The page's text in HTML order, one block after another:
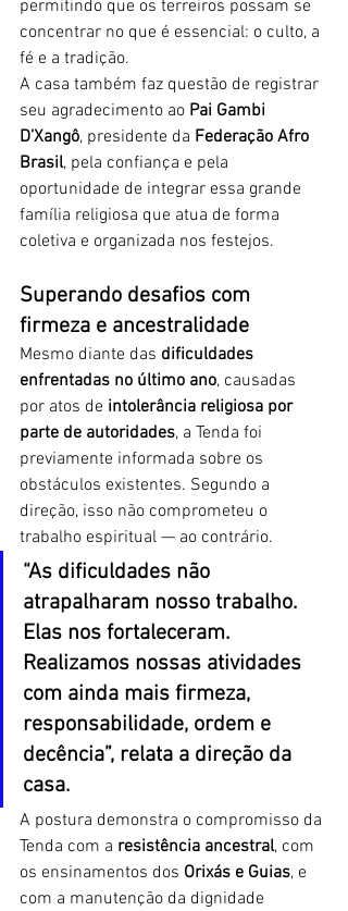
permitindo que os terreiros possam se
concentrar no que é essencial: o culto, a
fé e a tradição.
A casa também faz questão de registrar
seu agradecimento ao Pai Gambi
D’Xangô, presidente da Federação Afro
Brasil, pela confiança e pela
oportunidade de integrar essa grande
família religiosa que atua de forma
coletiva e organizada nos festejos.
Superando desafios com
firmeza e ancestralidade
Mesmo diante das dificuldades
enfrentadas no último ano, causadas
por atos de intolerância religiosa por
parte de autoridades, a Tenda foi
previamente informada sobre os
obstáculos existentes. Segundo a
direção, isso não comprometeu o
trabalho espiritual — ao contrário.
“As dificuldades não
atrapalharam nosso trabalho.
Elas nos fortaleceram.
Realizamos nossas atividades
com ainda mais firmeza,
responsabilidade, ordem e
decência”, relata a direção da
casa.
A postura demonstra o compromisso da
Tenda com a resistência ancestral, com
os ensinamentos dos Orixás e Guias, e
com a manutenção da dignidade